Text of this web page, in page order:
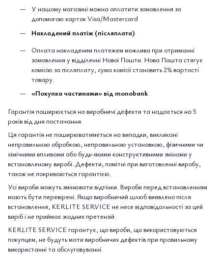
У нашому магазині можна оплатити замовлення за
допомогою карток Visa/Mastercard
Накладений платіж (післяплата)
Оплата накладеним платежем можлива при отриманні
замовлення у відділенні Нової Пошти. Нова Пошта стягує
комісію за післяплату, сума комісії становить 2% вартості
товару.
«Покупка частинами» від monobank
Гарантія поширюється на виробничі дефекти та надається на 5
років від дня постачання.
Ця гарантія не поширюватиметься на випадки, викликані
неправильною обробкою, неправильною установкою, фізичними чи
хімічними впливами або будь-якими конструктивними змінами у
встановленому виробі. Дефекти, помітні при виготовленні виробу,
також не покриваються гарантією.
Усі вироби можуть змінювати відтінки. Вироби перед встановленням
мають бути перевірені. Якщо виробничий шлюб виявлено після
встановлення, KERLITE SERVICE не несе відповідальності за цей
виріб і не приймає жодних претензій.
KERLITE SERVICE гарантує, що вироби, що використовуються
покупцем, не будуть мати виробничих дефектів при правильному
використанні та обслуговуванні.